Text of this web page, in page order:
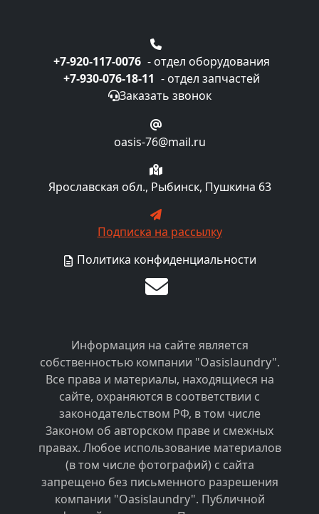
+7-920-117-0076 - отдел оборудования
+7-930-076-18-11 - отдел запчастей
Заказать звонок
oasis-76@mail.ru
Ярославская обл., Рыбинск, Пушкина 63
Подписка на рассылку
Политика конфиденциальности
Информация на сайте является
собственностью компании "Oasislaundry".
Все права и материалы, находящиеся на
сайте, охраняются в соответствии с
законодательством РФ, в том числе
Законом об авторском праве и смежных
правах. Любое использование материалов
(в том числе фотографий) с сайта
запрещено без письменного разрешения
компании "Oasislaundry". Публичной